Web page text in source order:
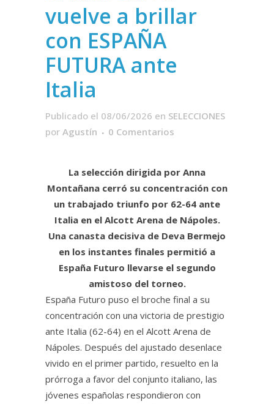
vuelve a brillar
con ESPAÑA
FUTURA ante
Italia
Publicado el 08/06/2026 en SELECCIONES
por Agustín 0 Comentarios
La selección dirigida por Anna
Montañana cerró su concentración con
un trabajado triunfo por 62-64 ante
Italia en el Alcott Arena de Nápoles.
Una canasta decisiva de Deva Bermejo
en los instantes finales permitió a
España Futuro llevarse el segundo
amistoso del torneo.
España Futuro puso el broche final a su
concentración con una victoria de prestigio
ante Italia (62-64) en el Alcott Arena de
Nápoles. Después del ajustado desenlace
vivido en el primer partido, resuelto en la
prórroga a favor del conjunto italiano, las
jóvenes españolas respondieron con